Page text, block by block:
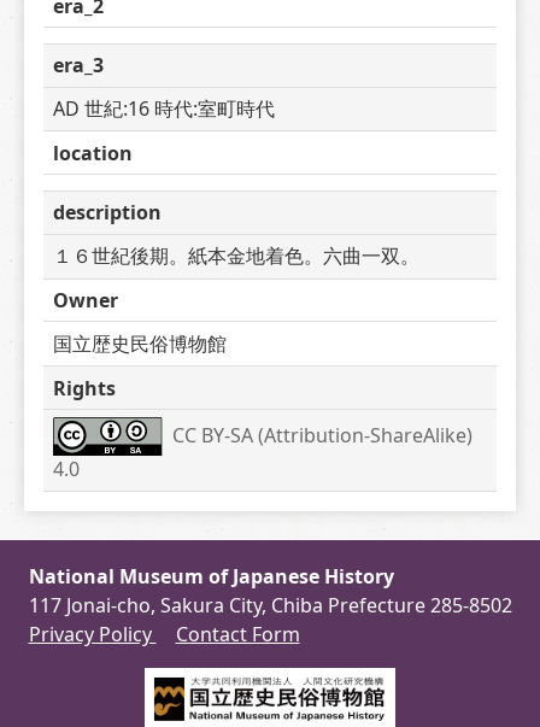
era_2
era_3
AD 世紀:16 時代:室町時代
location
description
１６世紀後期。紙本金地着色。六曲一双。
Owner
国立歴史民俗博物館
Rights
CC BY-SA (Attribution-ShareAlike)
4.0
National Museum of Japanese History
117 Jonai-cho, Sakura City, Chiba Prefecture 285-8502
Privacy Policy
Contact Form